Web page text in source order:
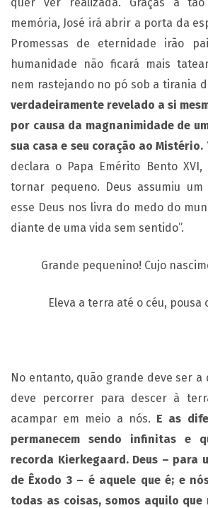
memória, José irá abrir a porta da
Promessas de eternidade irão
humanidade não ficará mais
nem rastejando no pó sob a tirania
verdadeiramente revelado a si
por causa da magnanimidade de
sua casa e seu coração ao Mistério.
declara o Papa Emérito Bento XVI,
tornar pequeno. Deus assumiu
esse Deus nos livra do medo do
diante de uma vida sem sentido”.
Grande pequenino! Cujo
Eleva a terra até o céu, pousa
No entanto, quão grande deve ser a
deve percorrer para descer à
acampar em meio a nós. E as
permanecem sendo infinitas e
recorda Kierkegaard. Deus – para
de Êxodo 3 – é aquele que é; e
todas as coisas, somos aquilo que